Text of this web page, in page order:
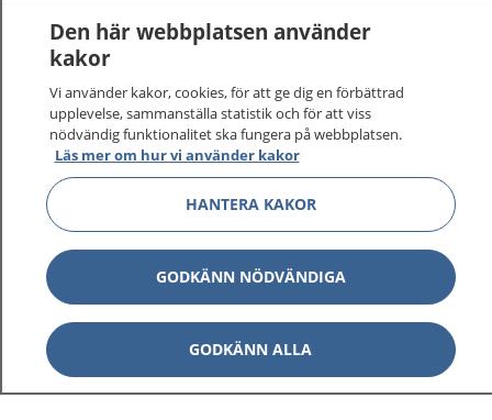
1177 på flera språk
Om 1177 Visa
Kontakt
Behandling av personuppgifter
Hantering av kakor
Den här webbplatsen använder
kakor
Vi använder kakor, cookies, för att ge dig en förbättrad
upplevelse, sammanställa statistik och för att viss
nödvändig funktionalitet ska fungera på webbplatsen.
Läs mer om hur vi använder kakor
HANTERA KAKOR
GODKÄNN NÖDVÄNDIGA
GODKÄNN ALLA